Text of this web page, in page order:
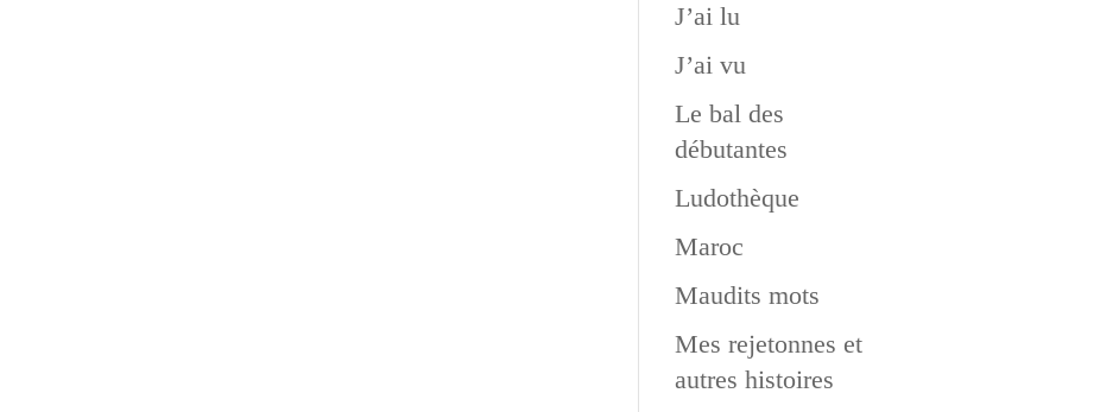
J’ai lu
J’ai vu
Le bal des
débutantes
Ludothèque
Maroc
Maudits mots
Mes rejetonnes et
autres histoires